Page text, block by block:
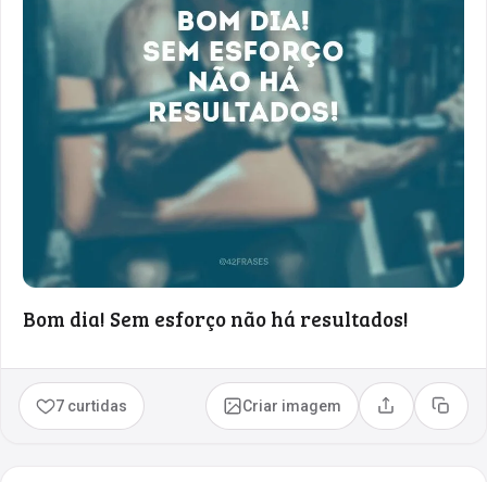
Bom dia! Sem esforço não há resultados!
7 curtidas Criar imagem Compartilhar
Copiar